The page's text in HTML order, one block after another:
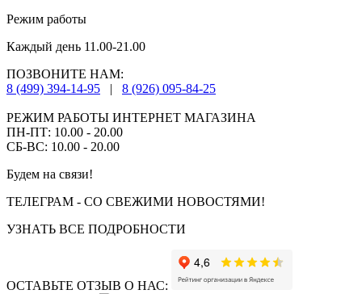
Режим работы
Каждый день 11.00-21.00
ПОЗВОНИТЕ НАМ:
8 (499) 394-14-95
| 8 (926) 095-84-25
РЕЖИМ РАБОТЫ ИНТЕРНЕТ МАГАЗИНА
ПН-ПТ: 10.00 - 20.00
СБ-ВС: 10.00 - 20.00
Будем на связи!
ТЕЛЕГРАМ - СО СВЕЖИМИ НОВОСТЯМИ!
УЗНАТЬ ВСЕ ПОДРОБНОСТИ
ОСТАВЬТЕ ОТЗЫВ О НАС: